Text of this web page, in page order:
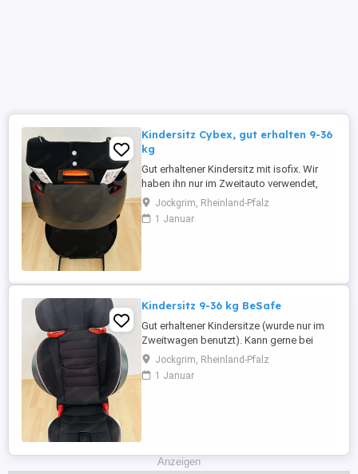
Kindersitz Cybex, gut erhalten 9-36
kg
Gut erhaltener Kindersitz mit isofix. Wir
haben ihn nur im Zweitauto verwendet,
daher gut erhalten. Bei Interesse, kann der
Kindersitz gerne angesehen werden. NUR
SELBSTABHOLUNG und Barzahlung.
Jockgrim, Rheinland-Pfalz
1 Januar
Kindersitz 9-36 kg BeSafe
Gut erhaltener Kindersitze (wurde nur im
Zweitwagen benutzt). Kann gerne bei
Interesse angesehen werden. NUR
SELBSTABHOLUNG.
Jockgrim, Rheinland-Pfalz
1 Januar
Anzeigen